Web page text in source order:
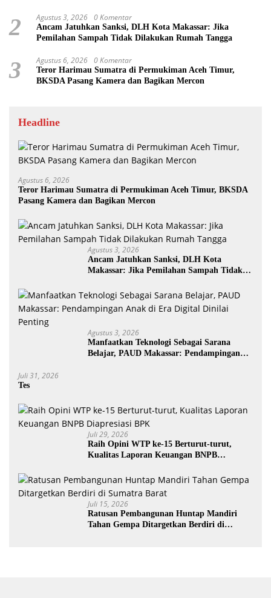
2 Agustus 3, 2026 0 Komentar
Ancam Jatuhkan Sanksi, DLH Kota Makassar: Jika
Pemilahan Sampah Tidak Dilakukan Rumah Tangga
3 Agustus 6, 2026 0 Komentar
Teror Harimau Sumatra di Permukiman Aceh Timur,
BKSDA Pasang Kamera dan Bagikan Mercon
Headline
Agustus 6, 2026
Teror Harimau Sumatra di Permukiman Aceh Timur, BKSDA
Pasang Kamera dan Bagikan Mercon
Agustus 3, 2026
Ancam Jatuhkan Sanksi, DLH Kota
Makassar: Jika Pemilahan Sampah Tidak
Agustus 3, 2026
Manfaatkan Teknologi Sebagai Sarana
Belajar, PAUD Makassar: Pendampingan
Juli 31, 2026
Tes
Juli 29, 2026
Raih Opini WTP ke-15 Berturut-turut,
Kualitas Laporan Keuangan BNPB
Juli 15, 2026
Ratusan Pembangunan Huntap Mandiri
Tahan Gempa Ditargetkan Berdiri di